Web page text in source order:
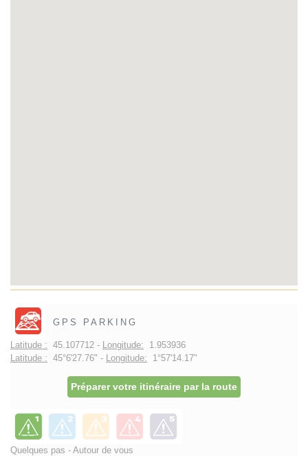
GPS PARKING
Latitude : 45.107712 - Longitude: 1.953936
Latitude : 45°6'27.76" - Longitude: 1°57'14.17"
Préparer votre itinéraire par la route
Quelques pas - Autour de vous